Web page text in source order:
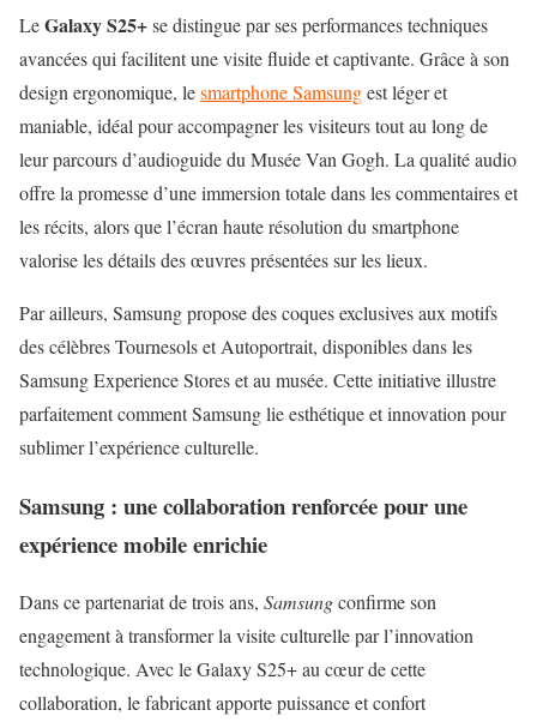
LeGalaxy S25+se distingue par ses performances techniques
avancées qui facilitent une visite fluide et captivante. Grâce à son
design ergonomique, lesmartphone Samsungest léger et
maniable, idéal pour accompagner les visiteurs tout au long de
leur parcours d’audioguide du Musée Van Gogh. La qualité audio
offre la promesse d’une immersion totale dans les commentaires et
les récits, alors que l’écran haute résolution du smartphone
valorise les détails des œuvres présentées sur les lieux.
Par ailleurs, Samsung propose des coques exclusives aux motifs
des célèbres Tournesols et Autoportrait, disponibles dans les
Samsung Experience Stores et au musée. Cette initiative illustre
parfaitement comment Samsung lie esthétique et innovation pour
sublimer l’expérience culturelle.
Samsung : une collaboration renforcée pour une
expérience mobile enrichie
Dans ce partenariat de trois ans, Samsungconfirme son
engagement à transformer la visite culturelle par l’innovation
technologique. Avec le Galaxy S25+ au cœur de cette
collaboration, le fabricant apporte puissance et confort